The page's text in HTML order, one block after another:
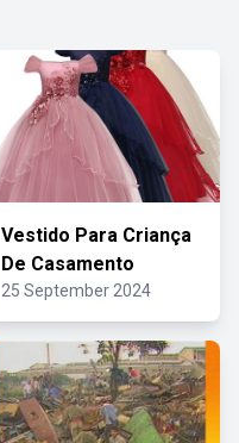
Vestido Para Criança
De Casamento
25 September 2024